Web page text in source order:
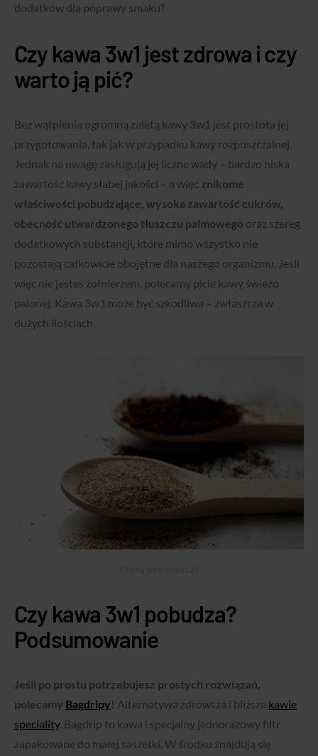
dodatków dla poprawy smaku?
Czy kawa 3w1 jest zdrowa i czy
warto ją pić?
Bez wątpienia ogromną zaletą kawy 3w1 jest prostota jej
przygotowania, tak jak w przypadku kawy rozpuszczalnej.
Jednak na uwagę zasługują jej liczne wady – bardzo niska
zawartość kawy słabej jakości – a więc znikome
właściwości pobudzające, wysoka zawartość cukrów,
obecność utwardzonego tłuszczu palmowego oraz szereg
dodatkowych substancji, które mimo wszystko nie
pozostają całkowicie obojętne dla naszego organizmu. Jeśli
więc nie jesteś żołnierzem, polecamy picie kawy świeżo
palonej. Kawa 3w1 może być szkodliwa – zwłaszcza w
dużych ilościach.
Czy kawa 3w1 pobudza?
Podsumowanie
Jeśli po prostu potrzebujesz prostych rozwiązań,
polecamy Bagdripy! Alternatywa zdrowsza i bliższa kawie
speciality. Bagdrip to kawa i specjalny jednorazowy filtr
zapakowane do małej saszetki. W środku znajdują się